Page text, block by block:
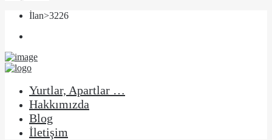
İlan>3226
Yurtlar, Apartlar …
Hakkımızda
Blog
İletişim